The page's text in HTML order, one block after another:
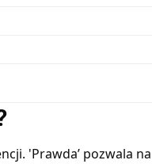
'Prawda’ pozwala na